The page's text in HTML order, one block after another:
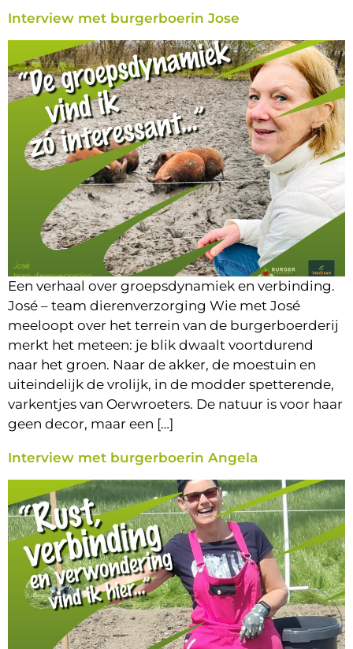
Interview met burgerboerin Jose
Een verhaal over groepsdynamiek en verbinding.
José – team dierenverzorging Wie met José
meeloopt over het terrein van de burgerboerderij
merkt het meteen: je blik dwaalt voortdurend
naar het groen. Naar de akker, de moestuin en
uiteindelijk de vrolijk, in de modder spetterende,
varkentjes van Oerwroeters. De natuur is voor haar
geen decor, maar een […]
Interview met burgerboerin Angela